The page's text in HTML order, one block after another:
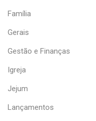
Família
Gerais
Gestão e Finanças
Igreja
Jejum
Lançamentos